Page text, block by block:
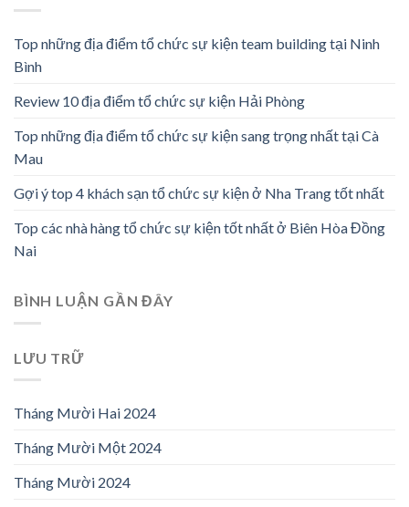
Top những địa điểm tổ chức sự kiện team building tại Ninh
Bình
Review 10 địa điểm tổ chức sự kiện Hải Phòng
Top những địa điểm tổ chức sự kiện sang trọng nhất tại Cà
Mau
Gợi ý top 4 khách sạn tổ chức sự kiện ở Nha Trang tốt nhất
Top các nhà hàng tổ chức sự kiện tốt nhất ở Biên Hòa Đồng
Nai
BÌNH LUẬN GẦN ĐÂY
LƯU TRỮ
Tháng Mười Hai 2024
Tháng Mười Một 2024
Tháng Mười 2024